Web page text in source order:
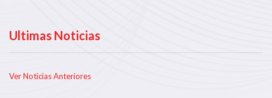
Ultimas Noticias
Ver Noticias Anteriores